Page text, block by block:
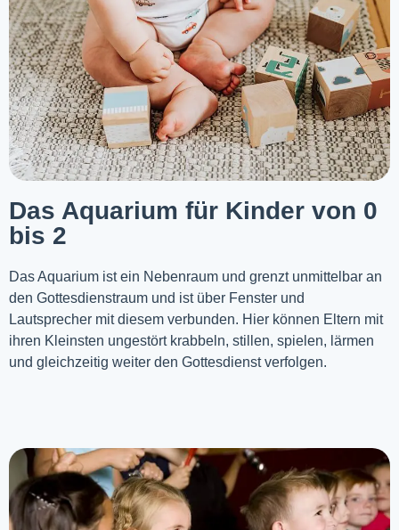
Das Aquarium für Kinder von 0
bis 2
Das Aquarium ist ein Nebenraum und grenzt unmittelbar an
den Gottesdienstraum und ist über Fenster und
Lautsprecher mit diesem verbunden. Hier können Eltern mit
ihren Kleinsten ungestört krabbeln, stillen, spielen, lärmen
und gleichzeitig weiter den Gottesdienst verfolgen.